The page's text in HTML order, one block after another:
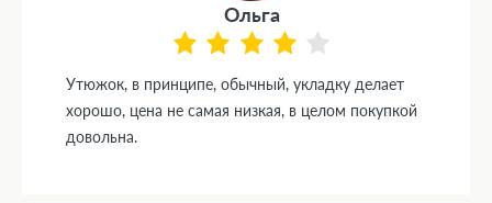
Ольга
Утюжок, в принципе, обычный, укладку делает
хорошо, цена не самая низкая, в целом покупкой
довольна.